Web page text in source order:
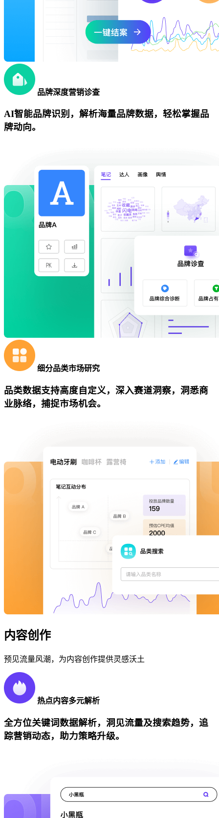
品牌深度营销诊查
AI智能品牌识别，解析海量品牌数据，轻松掌握品
牌动向。
细分品类市场研究
品类数据支持高度自定义，深入赛道洞察，洞悉商
业脉络，捕捉市场机会。
内容创作
预见流量风潮，为内容创作提供灵感沃土
热点内容多元解析
全方位关键词数据解析，洞见流量及搜索趋势，追
踪营销动态，助力策略升级。